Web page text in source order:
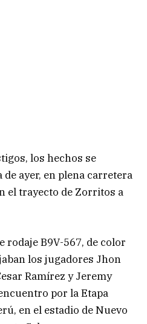
los hechos se
ayer, en plena carretera
el trayecto de Zorritos a
rodaje B9V-567, de color
los jugadores Jhon
Ramírez y Jeremy
por la Etapa
en el estadio de Nuevo